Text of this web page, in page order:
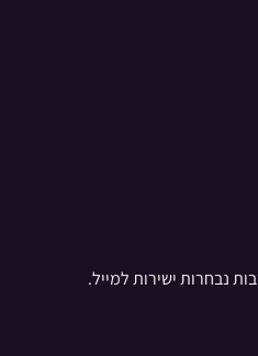
נבחרות ישירות למייל.